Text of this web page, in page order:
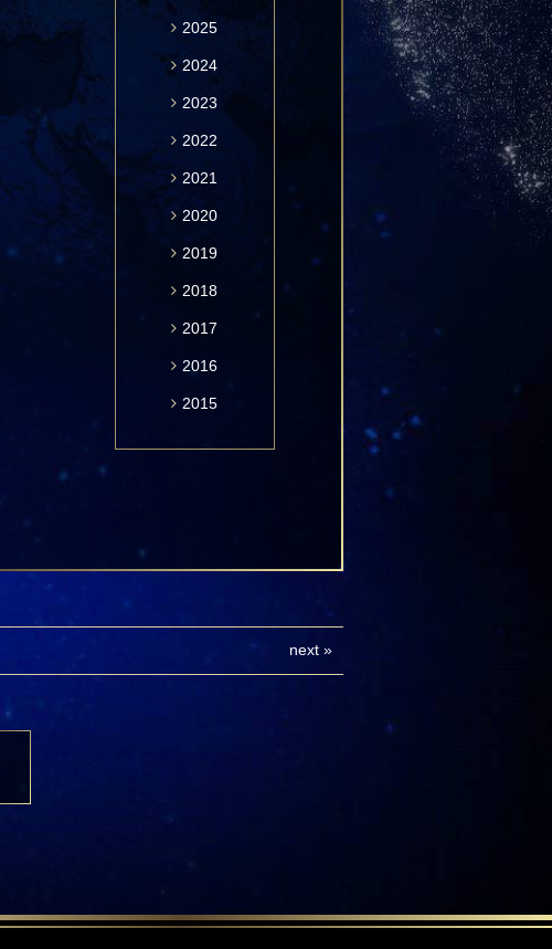
2025
2024
2023
2022
2021
2020
2019
2018
2017
2016
2015
next»